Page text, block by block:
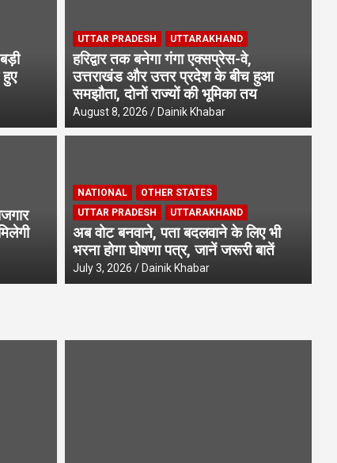
कराया तो देनी होगी
को एक समान वेतन
UTTAR PRADESH UTTARAKHAND
हरिद्वार तक बनेगा गंगा एक्सप्रेस-वे,
उत्तराखंड और उत्तर प्रदेश के बीच हुआ
समझौता, दोनों राज्यों की भूमिका तय
August 8, 2026 Dainik Khabar
NATIONAL
OTHER STATES
UTTAR PRADESH
UTTARAKHAND
अब वोट बनवाने, पता बदलवाने के लिए भी
भरना होगा घोषणा पत्र, जानें जरूरी बातें
July 3, 2026 Dainik Khabar